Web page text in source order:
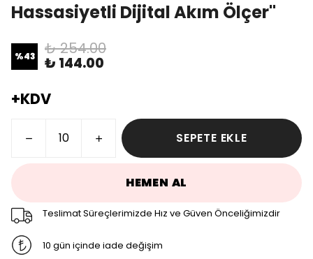
Hassasiyetli Dijital Akım Ölçer"
%43 ₺ 254.00
₺ 144.00
+KDV
SEPETE EKLE
HEMEN AL
Teslimat Süreçlerimizde Hız ve Güven Önceliğimizdir
10 gün içinde iade değişim